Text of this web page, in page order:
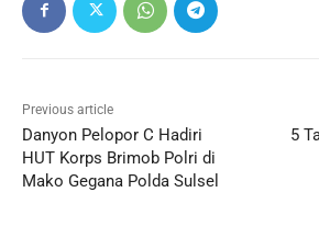
Previous article
Danyon Pelopor C Hadiri
HUT Korps Brimob Polri di
Mako Gegana Polda Sulsel
5